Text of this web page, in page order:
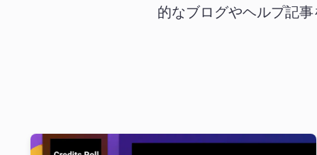
無料で試す
的なブログやヘルプ記事